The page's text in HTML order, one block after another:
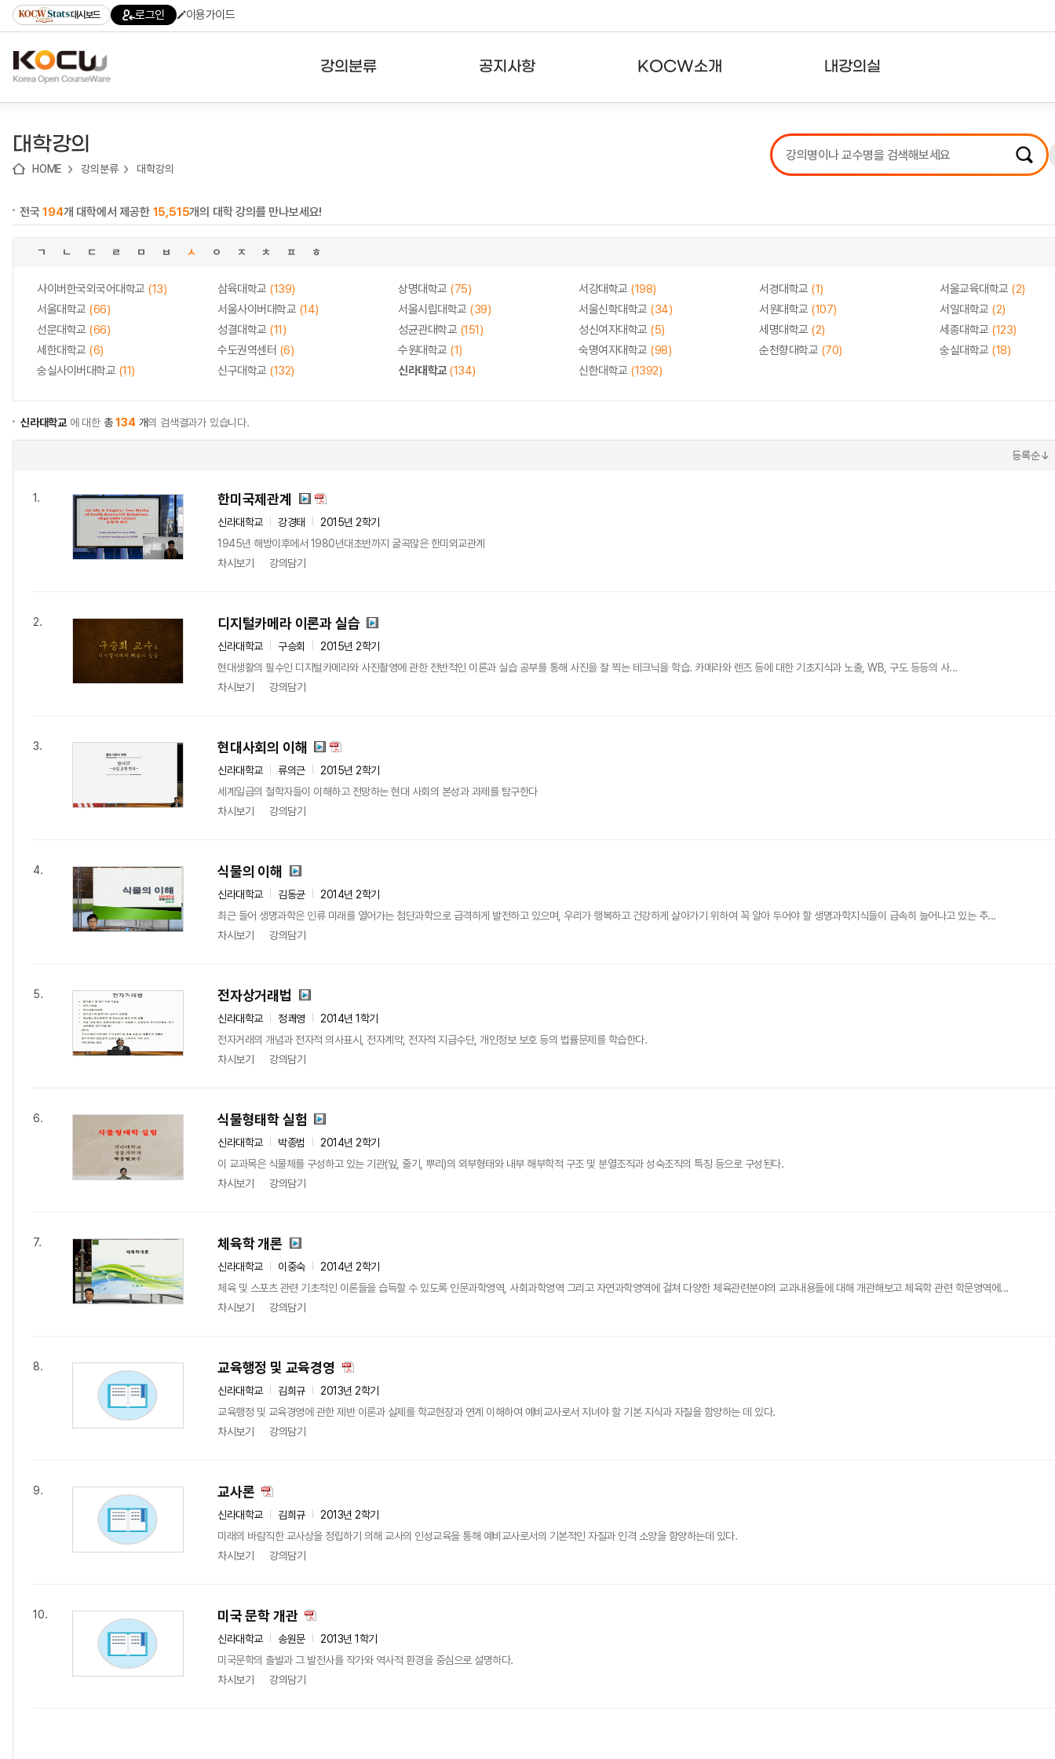
기
기
기
content)
가
대시보드 로그인 이용가이드
강의분류 공지사항 KOCW소개 내강의실
강의리스트
수강확인증강의
대학강의
HOME 강의분류 대학강의
전국194개 대학에서 제공한 15,515개의 대학 강의를 만나보세요!
ㄱ ㄴ ㄷ ㄹ ㅁ ㅂ ㅅ ㅇ ㅈ ㅊ ㅍ ㅎ
사이버한국외국어대학교 (13) 삼육대학교 (139) 상명대학교 (75) 서강대학교 (198) 서경대학교 (1) 서울교육대학교 (2)
서울대학교 (66) 서울사이버대학교 (14) 서울시립대학교 (39) 서울신학대학교 (34) 서원대학교 (107) 서일대학교 (2)
선문대학교 (66) 성결대학교 (11) 성균관대학교 (151) 성신여자대학교 (5) 세명대학교 (2) 세종대학교 (123)
세한대학교 (6) 수도권역센터 (6) 수원대학교 (1) 숙명여자대학교 (98) 순천향대학교 (70) 숭실대학교 (18)
숭실사이버대학교 (11) 신구대학교 (132) 신라대학교(134) 신한대학교 (1392)
신라대학교 에 대한 총134 개의 검색결과가 있습니다.
등록순↓
1. 한미국제관계
신라대학교 강경태
2015년 2학기
1945년 해방이후에서 1980년대초반까지 굴곡많은 한미외교관계
차시보기
강의담기
2. 디지털카메라 이론과 실습
신라대학교 구승회
2015년 2학기
현대생활의 필수인 디지털카메라와 사진촬영에 관한 전반적인 이론과 실습 공부를 통해 사진을 잘 찍는 테크닉을 학습. 카메라와 렌즈 등에 대한 기초지식과 노출, WB, 구도 등등의 사...
차시보기
강의담기
3. 현대사회의 이해
신라대학교 류의근
2015년 2학기
세계일급의 철학자들이 이해하고 전망하는 현대 사회의 본성과 과제를 탐구한다
차시보기
강의담기
4. 식물의 이해
신라대학교 김동균
2014년 2학기
최근 들어 생명과학은 인류 미래를 열어가는 첨단과학으로 급격하게 발전하고 있으며, 우리가 행복하고 건강하게 살아가기 위하여 꼭 알아 두어야 할 생명과학지식들이 급속히 늘어나고 있는 추...
차시보기
강의담기
5. 전자상거래법
신라대학교 정쾌영
2014년 1학기
전자거래의 개념과 전자적 의사표시, 전자계약, 전자적 지급수단, 개인정보 보호 등의 법률문제를 학습한다.
차시보기
강의담기
6. 식물형태학 실험
신라대학교 박종범
2014년 2학기
이 교과목은 식물체를 구성하고 있는 기관(잎, 줄기, 뿌리)의 외부형태와 내부 해부학적 구조 및 분열조직과 성숙조직의 특징 등으로 구성된다.
차시보기
강의담기
7. 체육학 개론
신라대학교 이중숙
2014년 2학기
체육 및 스포츠 관련 기초적인 이론들을 습득할 수 있도록 인문과학영역, 사회과학영역 그리고 자연과학영역에 걸쳐 다양한 체육관련분야의 교과내용들에 대해 개관해보고 체육학 관련 학문영역에...
차시보기
강의담기
8. 교육행정 및 교육경영
신라대학교 김희규
2013년 2학기
교육행정 및 교육경영에 관한 제반 이론과 실제를 학교현장과 연계 이해하여 예비교사로서 지녀야 할 기본 지식과 자질을 함양하는 데 있다.
차시보기
강의담기
9. 교사론
신라대학교 김희규
2013년 2학기
미래의 바람직한 교사상을 정립하기 의해 교사의 인성교육을 통해 예비교사로서의 기본적인 자질과 인격 소양을 함양하는데 있다.
차시보기
강의담기
10. 미국 문학 개관
신라대학교 송원문
2013년 1학기
미국문학의 출발과 그 발전사를 작가와 역사적 환경을 중심으로 설명하다.
차시보기
강의담기